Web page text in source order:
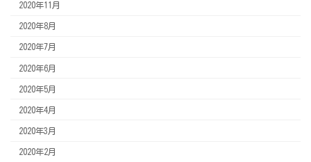
2020年11月
2020年8月
2020年7月
2020年6月
2020年5月
2020年4月
2020年3月
2020年2月